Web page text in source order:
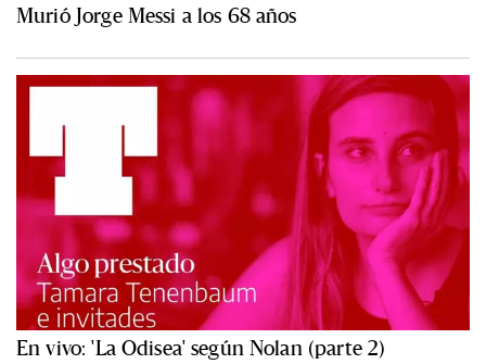
Murió Jorge Messi a los 68 años
En vivo: 'La Odisea' según Nolan (parte 2)